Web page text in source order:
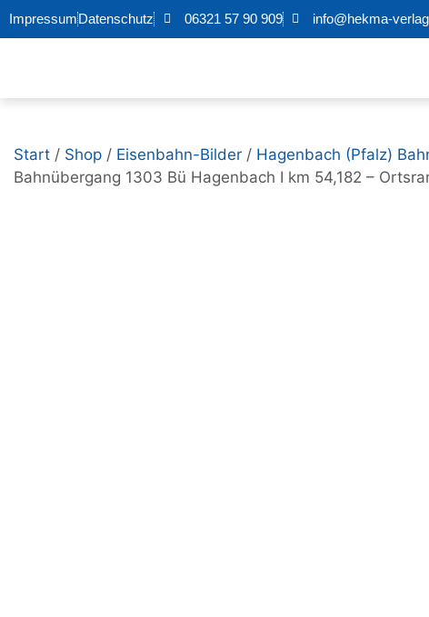
ImpressumDatenschutz 06321 57 90 909 info@hekma-
Start / Shop / Eisenbahn-Bilder / Hagenbach (Pfalz)
Bahnübergang 1303 Bü Hagenbach I km 54,182 –